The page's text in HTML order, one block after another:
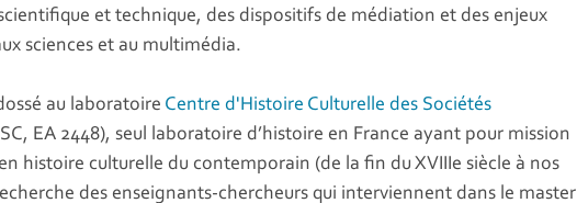
et technique, des dispositifs de médiation et des enjeux
sciences et au multimédia.
au laboratoire Centre d'Histoire Culturelle des Sociétés
EA 2448), seul laboratoire d’histoire en France ayant pour mission
histoire culturelle du contemporain (de la fin du XVIIIe siècle à nos
des enseignants-chercheurs qui interviennent dans le master